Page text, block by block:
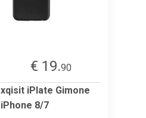
€ 19.90
xqisit iPlate Gimone
iPhone 8/7